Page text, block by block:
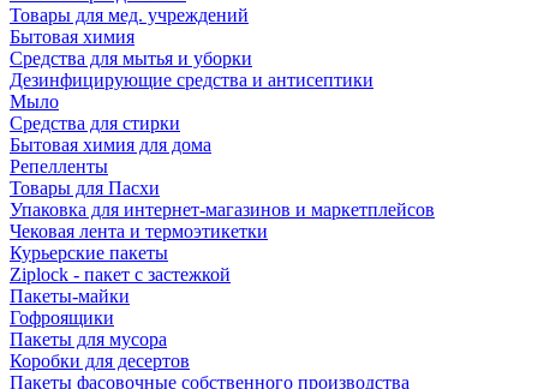
Товары для мед. учреждений
Бытовая химия
Средства для мытья и уборки
Дезинфицирующие средства и антисептики
Мыло
Средства для стирки
Бытовая химия для дома
Репелленты
Товары для Пасхи
Упаковка для интернет-магазинов и маркетплейсов
Чековая лента и термоэтикетки
Курьерские пакеты
Ziplock - пакет с застежкой
Пакеты-майки
Гофроящики
Пакеты для мусора
Коробки для десертов
Пакеты фасовочные собственного производства